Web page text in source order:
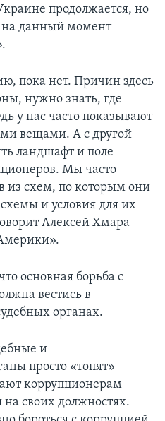
продолжается, но
на данный момент
пока нет. Причин здесь
нужно знать, где
у нас часто показывают
вещами. А с другой
ландшафт и поле
Мы часто
из схем, по которым они
и условия для их
Алексей Хмара
основная борьба с
вестись в
органах.
и
просто «топят»
коррупционерам
своих должностях.